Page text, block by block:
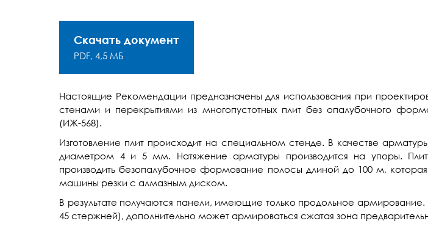
Скачать документ
PDF, 4,5 МБ
Настоящие Рекомендации предназначены для использования при
стенами и перекрытиями из многопустотных плит без опалубочного
(ИЖ-568).
Изготовление плит происходит на специальном стенде. В качестве
диаметром 4 и 5 мм. Натяжение арматуры производится на упоры.
производить безопалубочное формование полосы длиной до 100 м,
машины резки с алмазным диском.
В результате получаются панели, имеющие только продольное
45 стержней), дополнительно может армироваться сжатая зона